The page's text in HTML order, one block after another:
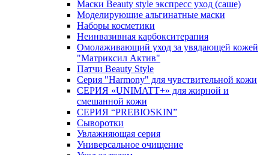
Маски Beauty style экспресс уход (саше)
Моделирующие альгинатные маски
Наборы косметики
Неинвазивная карбокситерапия
Омолаживающий уход за увядающей кожей
"Матриксил Актив"
Патчи Beauty Style
Серия "Harmony" для чувствительной кожи
СЕРИЯ «UNIMATT+» для жирной и
смешанной кожи
СЕРИЯ “PREBIOSKIN”
Сыворотки
Увлажняющая серия
Универсальное очищение